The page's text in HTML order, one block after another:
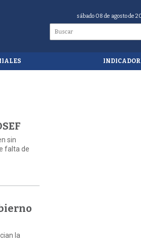
sábado 08 de agosto de
sin
falta de
la